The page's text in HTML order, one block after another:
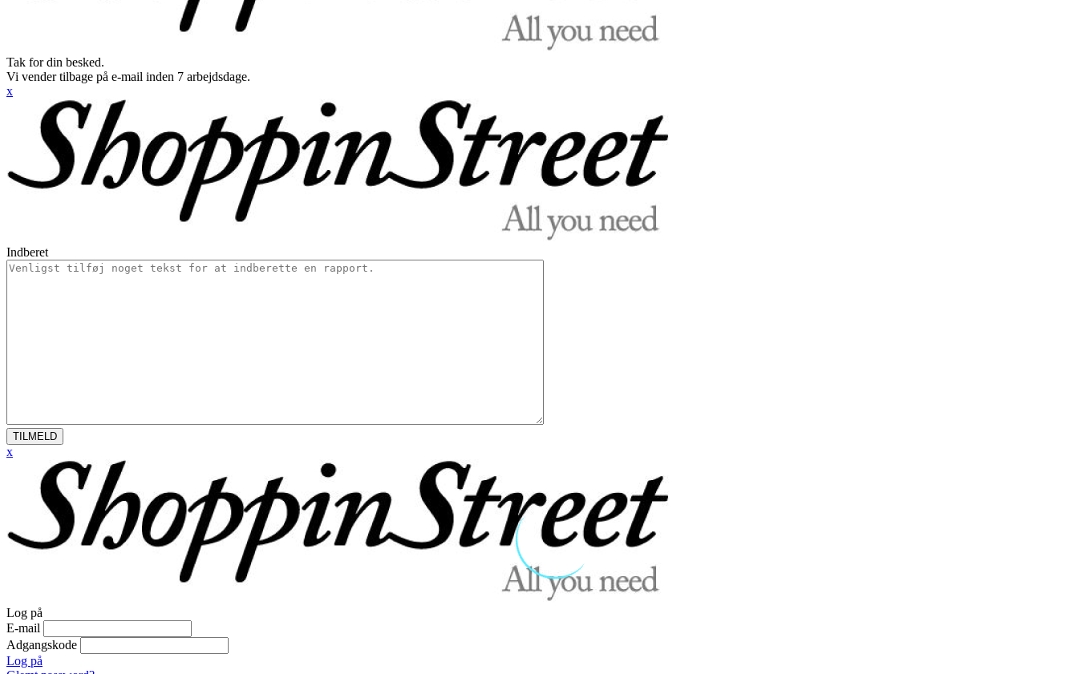
Tak for din besked.
Vi vender tilbage på e-mail inden 7 arbejdsdage.
x
Indberet
TILMELD
x
Log på
E-mail
Adgangskode
Log på